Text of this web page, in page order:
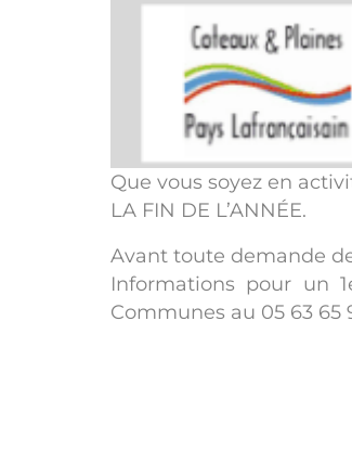
Que vous soyez en
LA FIN DE L’ANNÉE.
Avant toute demande
Informations pour un
Communes au 05 63 65